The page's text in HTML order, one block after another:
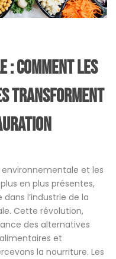
: Comment les
Transforment
et les
en plus présentes,
l’industrie de la
Cette révolution,
des alternatives
et
la nourriture. Les